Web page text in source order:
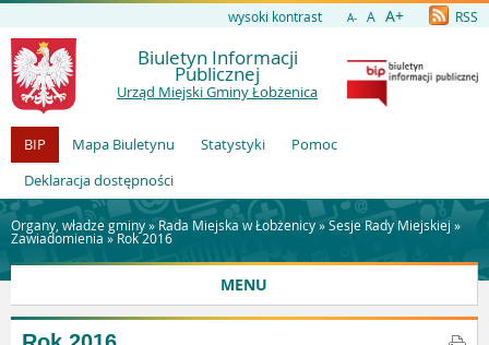
wysoki kontrast A- A A+ RSS
Biuletyn Informacji
Publicznej
Urząd Miejski Gminy Łobżenica
BIP Mapa Biuletynu Statystyki
Pomoc
Deklaracja dostępności
Organy, władze gminy »Rada Miejska w Łobżenicy»Sesje Rady Miejskiej »
Zawiadomienia »Rok 2016
MENU